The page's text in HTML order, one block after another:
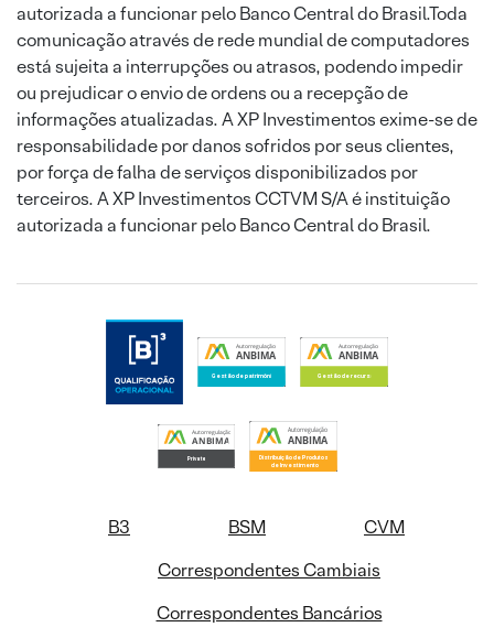
autorizada a funcionar pelo Banco Central do Brasil.Toda
comunicação através de rede mundial de computadores
está sujeita a interrupções ou atrasos, podendo impedir
ou prejudicar o envio de ordens ou a recepção de
informações atualizadas. A XP Investimentos exime-se de
responsabilidade por danos sofridos por seus clientes,
por força de falha de serviços disponibilizados por
terceiros. A XP Investimentos CCTVM S/A é instituição
autorizada a funcionar pelo Banco Central do Brasil.
B3 BSM
CVM
Correspondentes Cambiais
Correspondentes Bancários